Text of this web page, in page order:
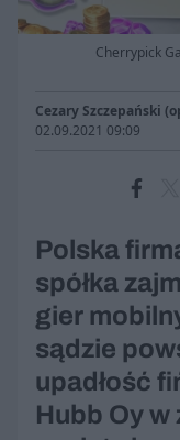
Cherrypick
Cezary Szczepański
02.09.2021 09:09
Polska
spółka
gier
sądzie
upadłość
Hubb Oy w